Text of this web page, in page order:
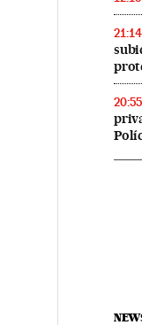
21:14
20:55